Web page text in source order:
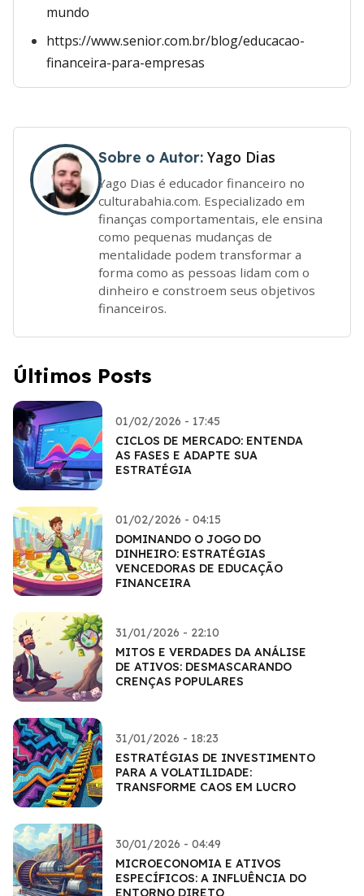
mundo
https://www.senior.com.br/blog/educacao-
financeira-para-empresas
Sobre o Autor: Yago Dias
Yago Dias é educador financeiro no
culturabahia.com. Especializado em
finanças comportamentais, ele ensina
como pequenas mudanças de
mentalidade podem transformar a
forma como as pessoas lidam com o
dinheiro e constroem seus objetivos
financeiros.
Últimos Posts
01/02/2026 - 17:45
CICLOS DE MERCADO: ENTENDA
AS FASES E ADAPTE SUA
ESTRATÉGIA
01/02/2026 - 04:15
DOMINANDO O JOGO DO
DINHEIRO: ESTRATÉGIAS
VENCEDORAS DE EDUCAÇÃO
FINANCEIRA
31/01/2026 - 22:10
MITOS E VERDADES DA ANÁLISE
DE ATIVOS: DESMASCARANDO
CRENÇAS POPULARES
31/01/2026 - 18:23
ESTRATÉGIAS DE INVESTIMENTO
PARA A VOLATILIDADE:
TRANSFORME CAOS EM LUCRO
30/01/2026 - 04:49
MICROECONOMIA E ATIVOS
ESPECÍFICOS: A INFLUÊNCIA DO
ENTORNO DIRETO